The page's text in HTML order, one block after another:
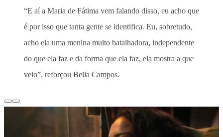
“E aí a Maria de Fátima vem falando disso, eu acho que
é por isso que tanta gente se identifica. Eu, sobretudo,
acho ela uma menina muito batalhadora, independente
do que ela faz e da forma que ela faz, ela mostra a que
veio”, reforçou Bella Campos.